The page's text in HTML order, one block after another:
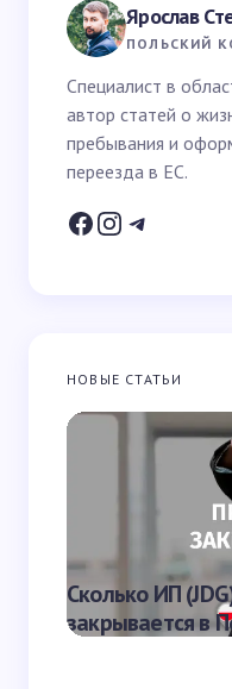
Ваш вопрос *
Ваше имя *
Email *
Запомнить имя и
комментариев
Ярослав
ПОЛЬСКИЙ
Специалист в
автор статей о
пребывания и
переезда в ЕС.
НОВЫЕ СТАТЬИ
Сколько ИП
закрывается в